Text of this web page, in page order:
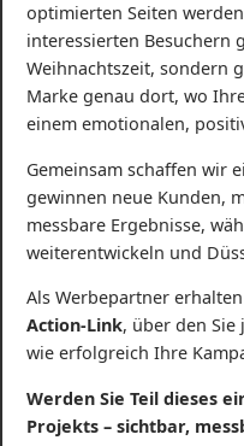
optimierten Seiten
interessierten Besuchern
Weihnachtszeit, sondern
Marke genau dort, wo
einem emotionalen,
Gemeinsam schaffen wir
gewinnen neue Kunden,
messbare Ergebnisse,
weiterentwickeln und
Als Werbepartner
Action-Link, über den
wie erfolgreich Ihre
Werden Sie Teil dieses
Projekts – sichtbar,